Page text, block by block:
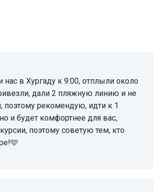
дали 2 пляжную линию и не
поэтому рекомендую, идти к 1
и будет комфортнее для вас,
поэтому советую тем, кто